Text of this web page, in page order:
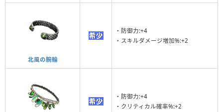
北風の腕輪
・防御力:+4
・スキルダメージ増加%:+2
・防御力:+4
・クリティカル確率%:+2